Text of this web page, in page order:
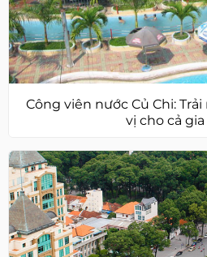
Công viên nước Củ Chi:
vị cho cả